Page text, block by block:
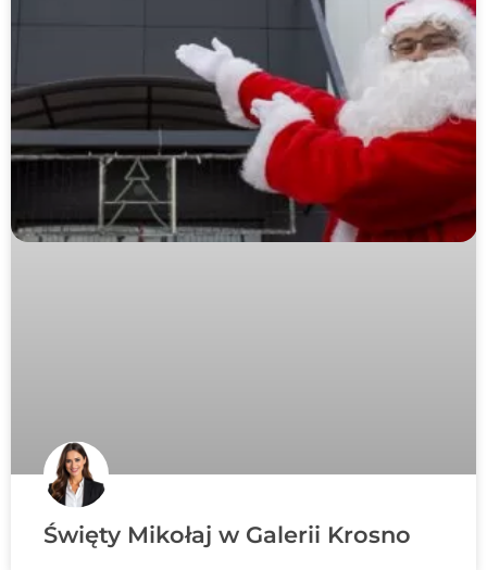
Święty Mikołaj w Galerii Krosno